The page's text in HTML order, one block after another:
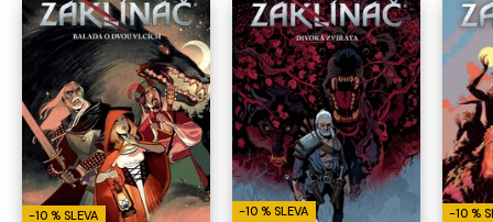
-10 % SLEVA -10 % SLEVA -10 %